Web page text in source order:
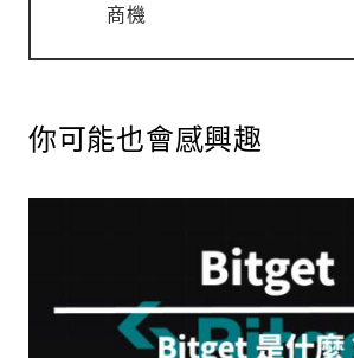
商機
你可能也會感興趣